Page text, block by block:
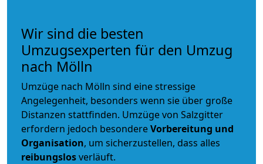
Wir sind die besten
Umzugsexperten für den Umzug
nach Mölln
Umzüge nach Mölln sind eine stressige
Angelegenheit, besonders wenn sie über große
Distanzen stattfinden. Umzüge von Salzgitter
erfordern jedoch besondereVorbereitung und
Organisation, um sicherzustellen, dass alles
reibungslosverläuft.